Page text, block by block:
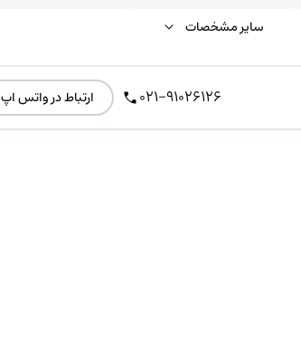
سایر مشخصات
021-91026126 ارتباط در واتس اپ